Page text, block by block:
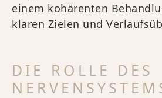
einem kohärenten
klaren Zielen und
DIE ROLLE DES